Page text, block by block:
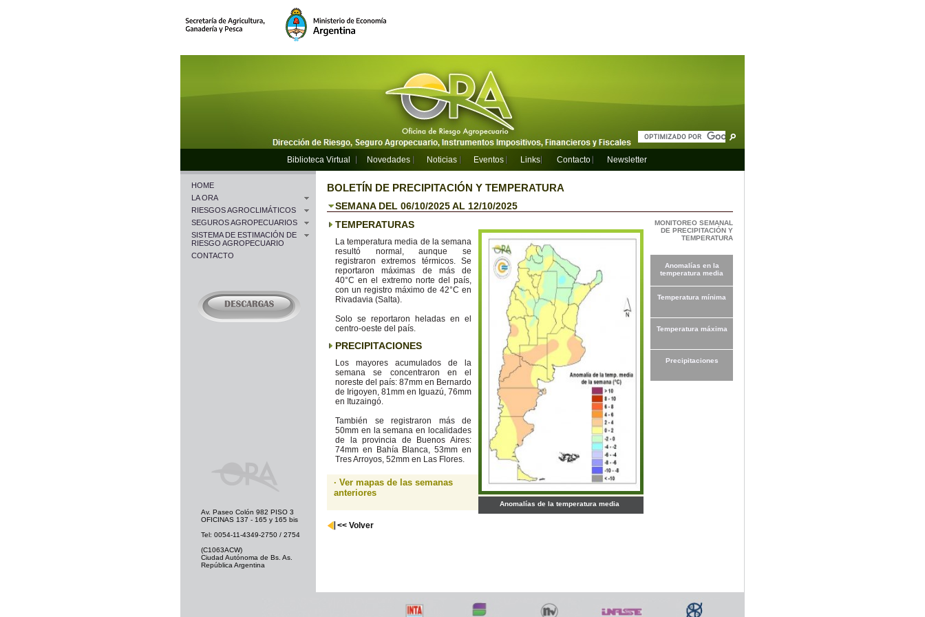
Biblioteca Virtual Novedades Noticias Eventos Links Contacto Newsletter
HOME
LA ORA
RIESGOS AGROCLIMÁTICOS
SEGUROS AGROPECUARIOS
SISTEMA DE ESTIMACIÓN DE
RIESGO AGROPECUARIO
CONTACTO
BOLETÍN DE PRECIPITACIÓN Y TEMPERATURA
SEMANA DEL 06/10/2025 AL 12/10/2025
MONITOREO SEMANAL
DE PRECIPITACIÓN Y
TEMPERATURA
Anomalías en la
temperatura media
Temperatura mínima
Temperatura máxima
Precipitaciones
Anomalías de la temperatura media
TEMPERATURAS
La temperatura media de la semana
resultó normal, aunque se
registraron extremos térmicos. Se
reportaron máximas de más de
40°C en el extremo norte del país,
con un registro máximo de 42°C en
Rivadavia (Salta).
Solo se reportaron heladas en el
centro-oeste del país.
PRECIPITACIONES
Los mayores acumulados de la
semana se concentraron en el
noreste del país: 87mm en Bernardo
de Irigoyen, 81mm en Iguazú, 76mm
en Ituzaingó.
También se registraron más de
50mm en la semana en localidades
de la provincia de Buenos Aires:
74mm en Bahía Blanca, 53mm en
Tres Arroyos, 52mm en Las Flores.
· Ver mapas de las semanas
anteriores
<< Volver
Av. Paseo Colón 982 PISO 3
OFICINAS 137 - 165 y 165 bis
Tel: 0054-11-4349-2750 / 2754
(C1063ACW)
Ciudad Autónoma de Bs. As.
República Argentina